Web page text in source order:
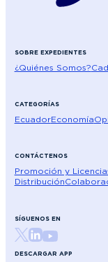
SOBRE EXPEDIENTES
¿Quiénes Somos?
CATEGORÍAS
EcuadorEconomía
CONTÁCTENOS
Promoción y
Distribución
SÍGUENOS EN
DESCARGAR APP